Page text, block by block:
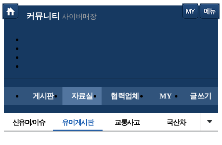
커뮤니티 사이버매장
게시판 자료실 협력업체 MY 글쓰기
신유머/이슈 유머게시판 교통사고 국산차